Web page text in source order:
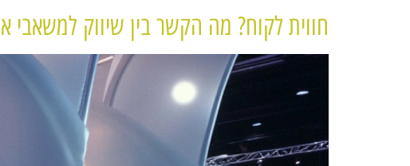
חווית לקוח? מה הקשר בין שיווק למשאבי